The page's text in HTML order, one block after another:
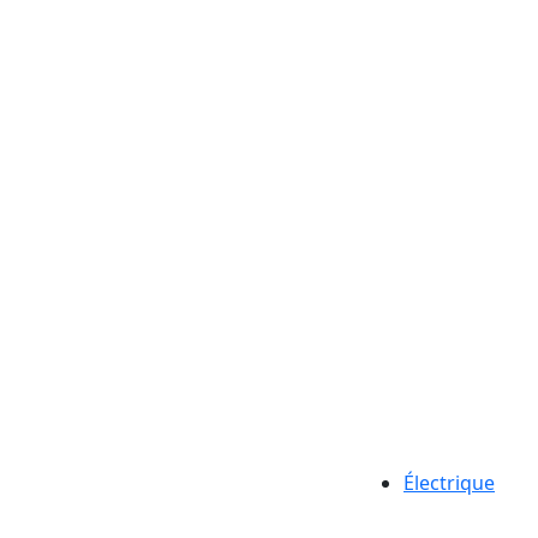
Électrique